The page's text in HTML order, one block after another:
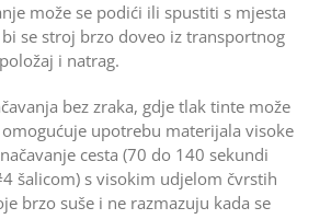
može se podići ili spustiti s mjesta
se stroj brzo doveo iz transportnog
i natrag.
bez zraka, gdje tlak tinte može
upotrebu materijala visoke
cesta (70 do 140 sekundi
šalicom) s visokim udjelom čvrstih
brzo suše i ne razmazuju kada se